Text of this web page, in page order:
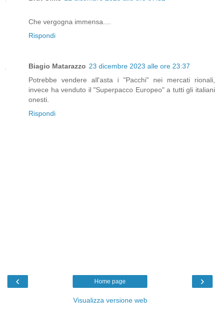
Che vergogna immensa....
Rispondi
Biagio Matarazzo 23 dicembre 2023 alle ore 23:37
Potrebbe vendere all'asta i "Pacchi" nei mercati rionali,
invece ha venduto il "Superpacco Europeo" a tutti gli italiani
onesti.
Rispondi
‹ ›
Home page
Visualizza versione web